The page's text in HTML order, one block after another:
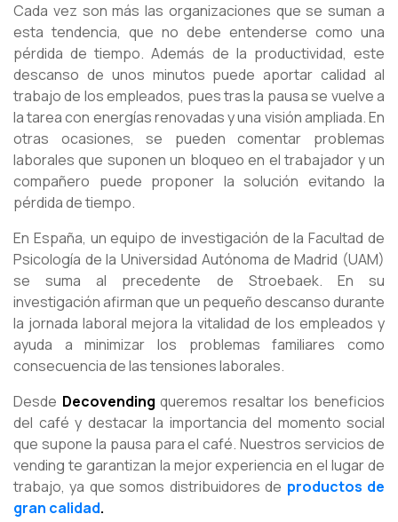
Cada vez son más las organizaciones que se suman a
esta tendencia, que no debe entenderse como una
pérdida de tiempo. Además de la productividad, este
descanso de unos minutos puede aportar calidad al
trabajo de los empleados, pues tras la pausa se vuelve a
la tarea con energías renovadas y una visión ampliada. En
otras ocasiones, se pueden comentar problemas
laborales que suponen un bloqueo en el trabajador y un
compañero puede proponer la solución evitando la
pérdida de tiempo.
En España, un equipo de investigación de la Facultad de
Psicología de la Universidad Autónoma de Madrid (UAM)
se suma al precedente de Stroebaek. En su
investigación afirman que un pequeño descanso durante
la jornada laboral mejora la vitalidad de los empleados y
ayuda a minimizar los problemas familiares como
consecuencia de las tensiones laborales.
Desde Decovending queremos resaltar los beneficios
del café y destacar la importancia del momento social
que supone la pausa para el café. Nuestros servicios de
vending te garantizan la mejor experiencia en el lugar de
trabajo, ya que somos distribuidores de productos de
gran calidad.